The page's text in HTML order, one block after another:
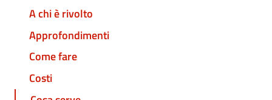
A chi è rivolto
Approfondimenti
Come fare
Costi